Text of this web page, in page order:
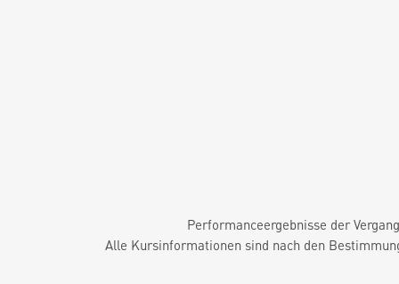
Performanceergebnisse der
Alle Kursinformationen sind nach den